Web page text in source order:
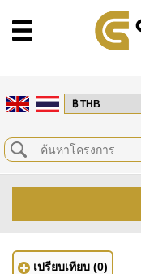
เปรียบเทียบ (0)